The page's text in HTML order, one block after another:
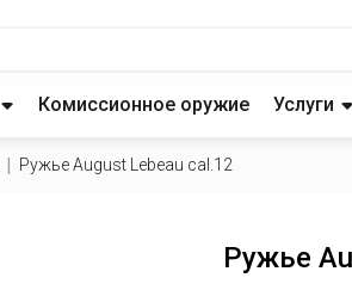
Комиссионное оружие Услуги
Ружье August Lebeau cal.12
Ружье